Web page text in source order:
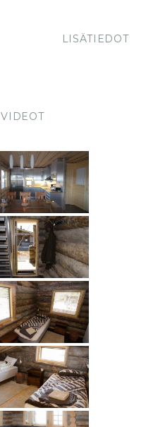
VIDEOT
LISÄTIEDOT